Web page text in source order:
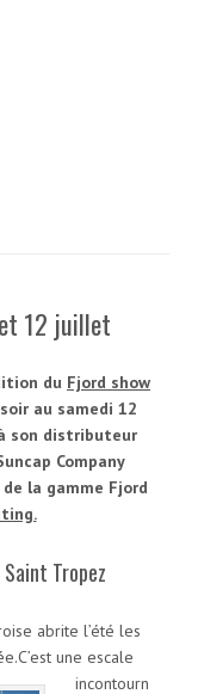
12 juillet
du Fjord show
au samedi 12
son distributeur
Company
la gamme Fjord
Tropez
abrite l’été les
.C’est une escale
incontourn